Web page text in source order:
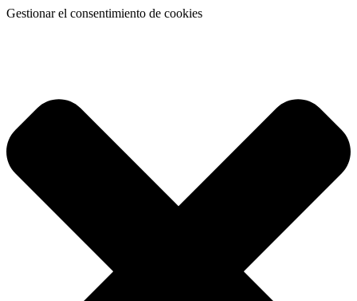
Gestionar el consentimiento de cookies